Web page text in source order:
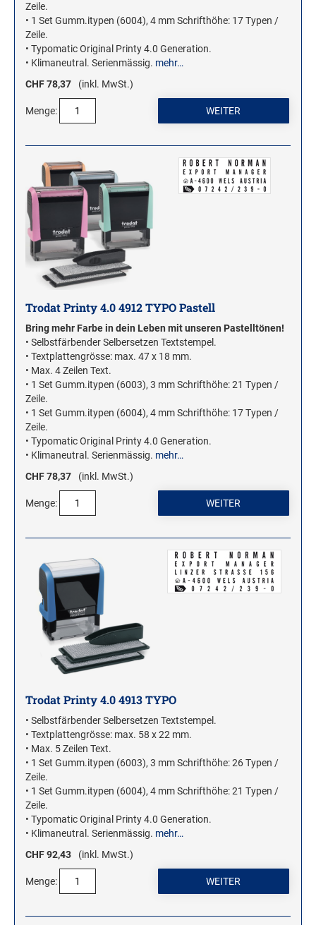
WOODIES STEMPEL
WOODIES Motivstempel
WOODIES Textstempel
Zeile.
• 1 Set Gumm.itypen (6004), 4 mm Schrifthöhe: 17 Typen /
Zeile.
• Typomatic Original Printy 4.0 Generation.
• Klimaneutral. Serienmässig. mehr…
CHF 78,37
(inkl. MwSt.)
Menge:
Trodat Printy 4.0 4912 TYPO Pastell
Bring mehr Farbe in dein Leben mit unseren Pastelltönen!
• Selbstfärbender Selbersetzen Textstempel.
• Textplattengrösse: max. 47 x 18 mm.
• Max. 4 Zeilen Text.
• 1 Set Gumm.itypen (6003), 3 mm Schrifthöhe: 21 Typen /
Zeile.
• 1 Set Gumm.itypen (6004), 4 mm Schrifthöhe: 17 Typen /
Zeile.
• Typomatic Original Printy 4.0 Generation.
• Klimaneutral. Serienmässig. mehr…
CHF 78,37
(inkl. MwSt.)
Menge:
Trodat Printy 4.0 4913 TYPO
• Selbstfärbender Selbersetzen Textstempel.
• Textplattengrösse: max. 58 x 22 mm.
• Max. 5 Zeilen Text.
• 1 Set Gumm.itypen (6003), 3 mm Schrifthöhe: 26 Typen /
Zeile.
• 1 Set Gumm.itypen (6004), 4 mm Schrifthöhe: 21 Typen /
Zeile.
• Typomatic Original Printy 4.0 Generation.
• Klimaneutral. Serienmässig. mehr…
CHF 92,43
(inkl. MwSt.)
Menge: